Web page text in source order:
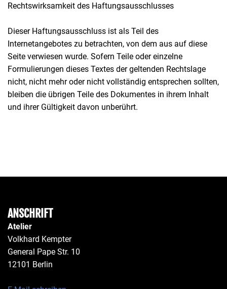
Rechtswirksamkeit des Haftungsausschlusses
Dieser Haftungsausschluss ist als Teil des
Internetangebotes zu betrachten, von dem aus auf diese
Seite verwiesen wurde. Sofern Teile oder einzelne
Formulierungen dieses Textes der geltenden Rechtslage
nicht, nicht mehr oder nicht vollständig entsprechen sollten,
bleiben die übrigen Teile des Dokumentes in ihrem Inhalt
und ihrer Gültigkeit davon unberührt.
ANSCHRIFT
Atelier
Volkhard Kempter
General Pape Str. 10
12101 Berlin